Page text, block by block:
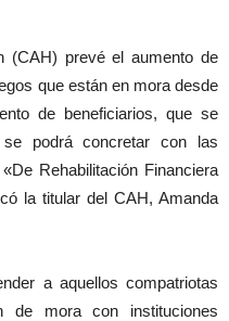
(CAH) prevé el aumento de
que están en mora desde
de beneficiarios, que se
podrá concretar con las
Rehabilitación Financiera
la titular del CAH, Amanda
a aquellos compatriotas
de mora con instituciones